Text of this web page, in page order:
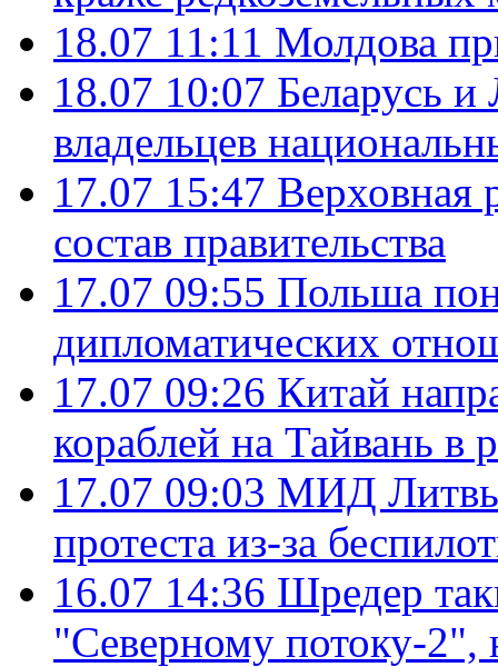
18.07 11:11 Молдова
18.07 10:07 Беларусь
владельцев
17.07 15:47 Верховная
состав правительства
17.07 09:55 Польша
дипломатических
17.07 09:26 Китай
кораблей на Тайвань в
17.07 09:03 МИД Литвы
протеста из-за
16.07 14:36 Шредер
"Северному потоку-2",